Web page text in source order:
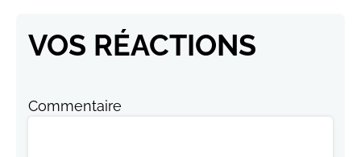
VOS RÉACTIONS
Commentaire